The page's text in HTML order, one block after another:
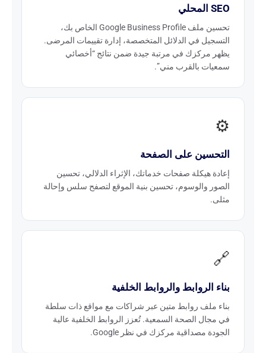
SEO المحلي
تحسين ملف Google Business Profile الخاص بك،
التسجيل في الدلائل المتخصصة، إدارة تقييمات المرضى.
يظهر مركزك في مرتبة جيدة ضمن نتائج “أخصائي
سمعيات بالقرب مني”.
⚙️
التحسين على الصفحة
إعادة هيكلة صفحات خدماتك، الإثراء الدلالي، تحسين
الصور والوسوم، تحسين بنية الموقع لتصفح سلس وإحالة
مثلى.
🔗
بناء الروابط والروابط الخلفية
بناء ملف روابط متين عبر شراكات مع مواقع ذات سلطة
في مجال الصحة السمعية. تُعزز الروابط الخلفية عالية
الجودة مصداقية مركزك في نظر Google.